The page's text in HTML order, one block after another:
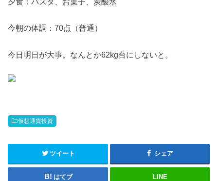
今朝の体調：70点（普通）
今日明日が大事。なんとか62kg台にしないと。
仮想通貨投資
ツイート シェア
はてブ LINE